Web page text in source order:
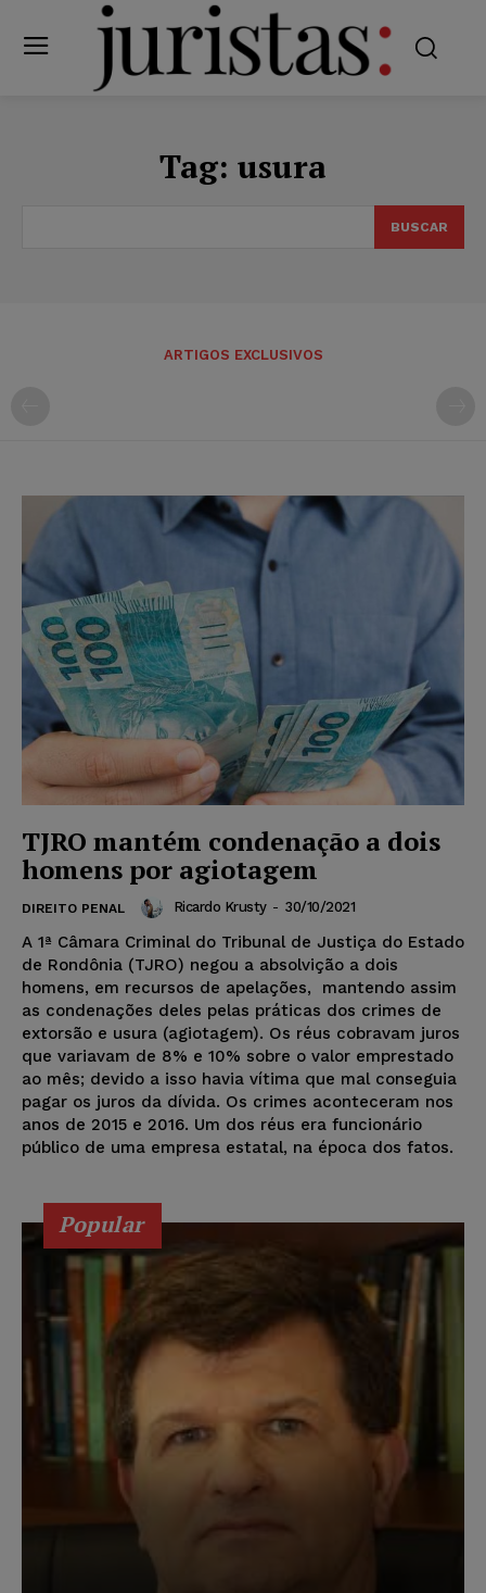
Tag: usura
BUSCAR
ARTIGOS EXCLUSIVOS
TJRO mantém condenação a dois
homens por agiotagem
DIREITO PENAL Ricardo Krusty - 30/10/2021
A 1ª Câmara Criminal do Tribunal de Justiça do Estado
de Rondônia (TJRO) negou a absolvição a dois
homens, em recursos de apelações, mantendo assim
as condenações deles pelas práticas dos crimes de
extorsão e usura (agiotagem). Os réus cobravam juros
que variavam de 8% e 10% sobre o valor emprestado
ao mês; devido a isso havia vítima que mal conseguia
pagar os juros da dívida. Os crimes aconteceram nos
anos de 2015 e 2016. Um dos réus era funcionário
público de uma empresa estatal, na época dos fatos.
Popular